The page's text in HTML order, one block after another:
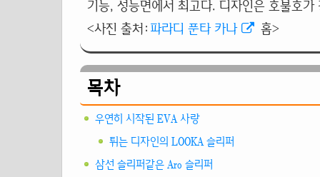
기능, 성능면에서 최고다. 디자인은 호불호
<사진 출처: 파라디 푼타 카나 홈>
목차
우연히 시작된 EVA 사랑
튀는 디자인의 LOOKA 슬리퍼
삼선 슬리퍼같은 Aro 슬리퍼